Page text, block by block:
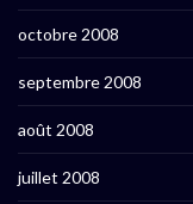
octobre 2008
septembre 2008
août 2008
juillet 2008